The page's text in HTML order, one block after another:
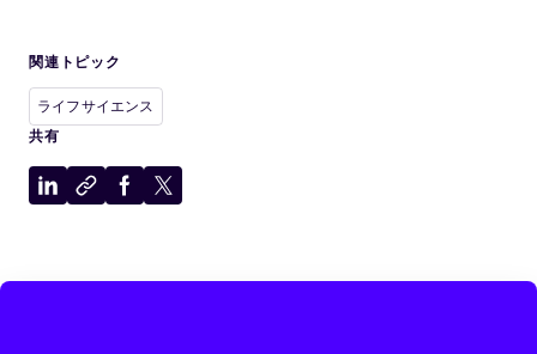
関連トピック
ライフサイエンス
共有
LinkedIn
有
ク
プ
Facebook
有
X
有